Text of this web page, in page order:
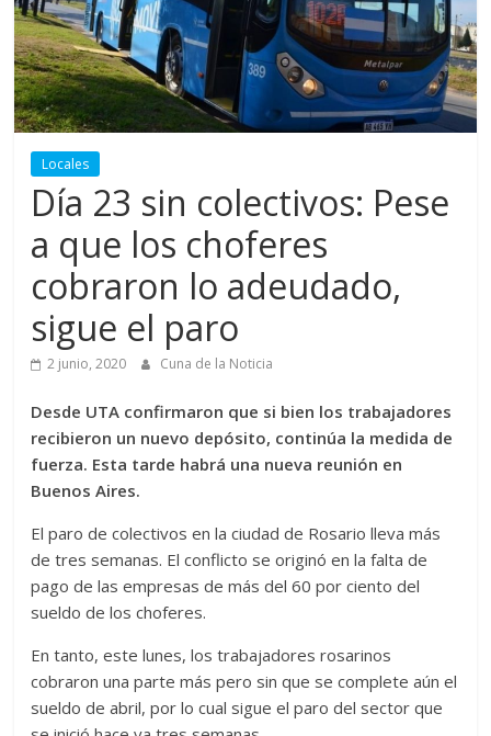
Locales
Día 23 sin colectivos: Pese
a que los choferes
cobraron lo adeudado,
sigue el paro
2 junio, 2020 Cuna de la Noticia
Desde UTA confirmaron que si bien los trabajadores
recibieron un nuevo depósito, continúa la medida de
fuerza. Esta tarde habrá una nueva reunión en
Buenos Aires.
El paro de colectivos en la ciudad de Rosario lleva más
de tres semanas. El conflicto se originó en la falta de
pago de las empresas de más del 60 por ciento del
sueldo de los choferes.
En tanto, este lunes, los trabajadores rosarinos
cobraron una parte más pero sin que se complete aún el
sueldo de abril, por lo cual sigue el paro del sector que